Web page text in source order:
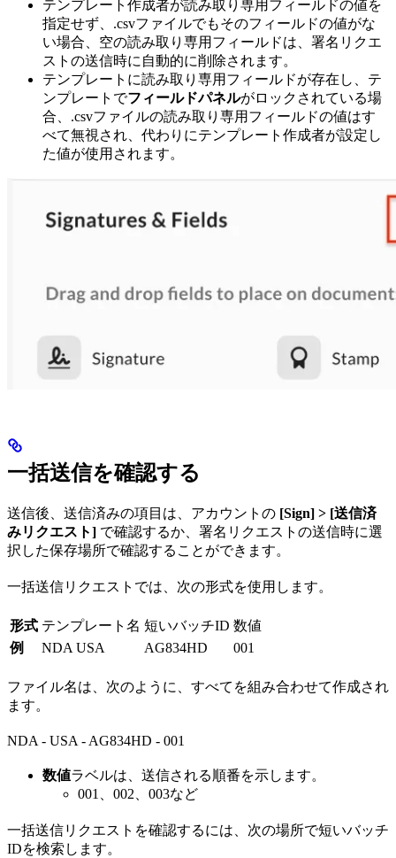
テンプレート作成者が読み取り専用フィールドの値を
指定せず、.csvファイルでもそのフィールドの値がな
い場合、空の読み取り専用フィールドは、署名リクエ
ストの送信時に自動的に削除されます。
テンプレートに読み取り専用フィールドが存在し、テ
ンプレートでフィールドパネルがロックされている場
合、.csvファイルの読み取り専用フィールドの値はす
べて無視され、代わりにテンプレート作成者が設定し
た値が使用されます。
一括送信を確認する
送信後、送信済みの項目は、アカウントの [Sign] > [送信済
みリクエスト] で確認するか、署名リクエストの送信時に選
択した保存場所で確認することができます。
一括送信リクエストでは、次の形式を使用します。
形式 テンプレート名 短いバッチID 数値
例
NDA USA AG834HD 001
ファイル名は、次のように、すべてを組み合わせて作成され
ます。
NDA - USA - AG834HD - 001
数値ラベルは、送信される順番を示します。
001、002、003など
一括送信リクエストを確認するには、次の場所で短いバッチ
IDを検索します。